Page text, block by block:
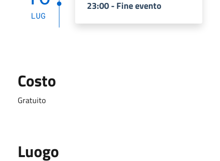
LUG
23:00 - Fine evento
Costo
Gratuito
Luogo